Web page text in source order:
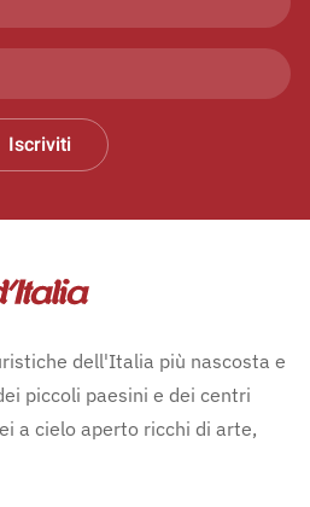
Iscriviti
dell'Italia più nascosta e
piccoli paesini e dei centri
a cielo aperto ricchi di arte,